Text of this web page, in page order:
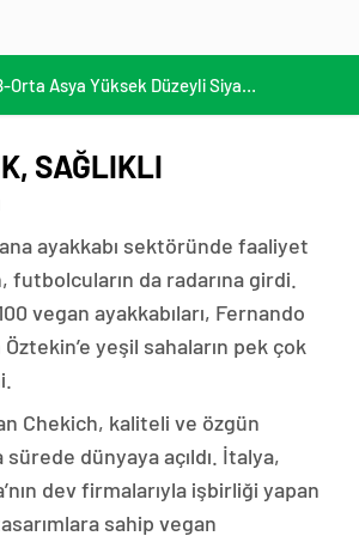
13. AB-Orta Asya Yüksek Düzeyli Siyasi ve Güvenlik Diyaloğuna Katılım
SAĞLIKLI
ayakkabı sektöründe faaliyet
da radarına girdi.
vegan ayakkabıları, Fernando
Öztekin’e yeşil sahaların pek çok
Chekich, kaliteli ve özgün
sürede dünyaya açıldı. İtalya,
dev firmalarıyla işbirliği yapan
sahip vegan